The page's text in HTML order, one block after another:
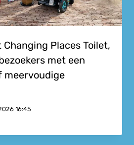
Places Toilet,
met een
meervoudige
16:45